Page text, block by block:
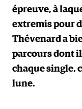
épreuve, à
extremis pour
Thévenard a
parcours dont
chaque single,
lune.